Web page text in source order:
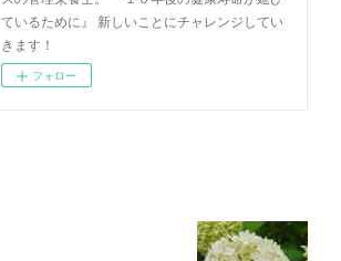
ているために』 新しいことにチャレンジしてい
きます！
フォロー